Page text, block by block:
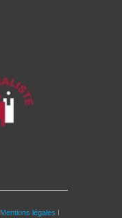
Mentions légales I